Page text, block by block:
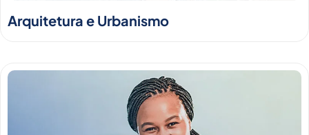
Arquitetura e Urbanismo